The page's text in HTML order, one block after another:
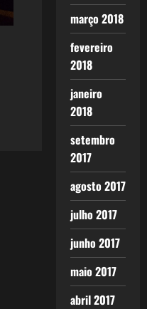
março 2018
fevereiro
2018
janeiro
2018
setembro
2017
agosto 2017
julho 2017
junho 2017
maio 2017
abril 2017